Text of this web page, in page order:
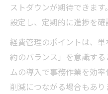
収支モデル分析
制度の違いを活
ストダウンが期待できま
設定し、定期的に進捗を確
経費管理のポイントは、
約のバランス」を意識す
ムの導入で事務作業を効
削減につながる場合もあ